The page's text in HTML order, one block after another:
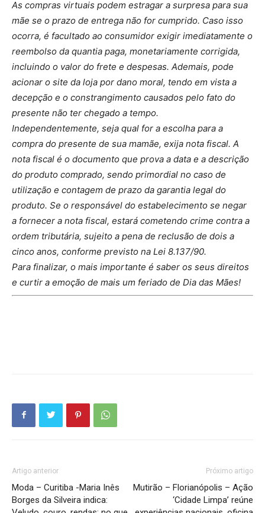
As compras virtuais podem estragar a surpresa para sua
mãe se o prazo de entrega não for cumprido. Caso isso
ocorra, é facultado ao consumidor exigir imediatamente o
reembolso da quantia paga, monetariamente corrigida,
incluindo o valor do frete e despesas. Ademais, pode
acionar o site da loja por dano moral, tendo em vista a
decepção e o constrangimento causados pelo fato do
presente não ter chegado a tempo.
Independentemente, seja qual for a escolha para a
compra do presente de sua mamãe, exija nota fiscal. A
nota fiscal é o documento que prova a data e a descrição
do produto comprado, sendo primordial no caso de
utilização e contagem de prazo da garantia legal do
produto. Se o responsável do estabelecimento se negar
a fornecer a nota fiscal, estará cometendo crime contra a
ordem tributária, sujeito a pena de reclusão de dois a
cinco anos, conforme previsto na Lei 8.137/90.
Para finalizar, o mais importante é saber os seus direitos
e curtir a emoção de mais um feriado de Dia das Mães!
Artigo anterior
Moda – Curitiba -Maria Inês
Borges da Silveira indica:
Próximo artigo
Mutirão – Florianópolis – Ação
‘Cidade Limpa’ reúne